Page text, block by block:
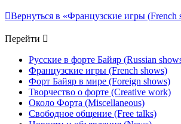
Вернуться в «Французские игры (French
Перейти
Русские в форте Байяр (Russian
Французские игры (French shows)
Форт Байяр в мире (Foreign shows)
Творчество о форте (Creative work)
Около Форта (Miscellaneous)
Свободное общение (Free talks)